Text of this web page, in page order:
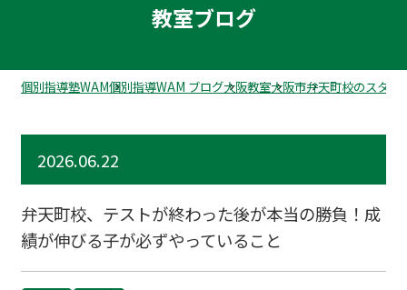
教室ブログ
個別指導塾WAM個別指導WAM ブログ大阪教室大阪市弁天町校のスタッ
2026.06.22
弁天町校、テストが終わった後が本当の勝負！成
績が伸びる子が必ずやっていること